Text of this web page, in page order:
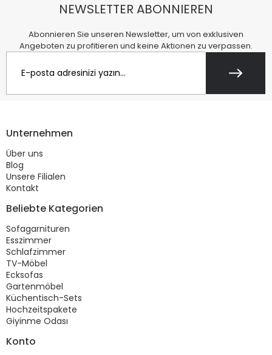
NEWSLETTER ABONNIEREN
Abonnieren Sie unseren Newsletter, um von exklusiven
Angeboten zu profitieren und keine Aktionen zu verpassen.
Unternehmen
Über uns
Blog
Unsere Filialen
Kontakt
Beliebte Kategorien
Sofagarnituren
Esszimmer
Schlafzimmer
TV-Möbel
Ecksofas
Gartenmöbel
Küchentisch-Sets
Hochzeitspakete
Giyinme Odası
Konto